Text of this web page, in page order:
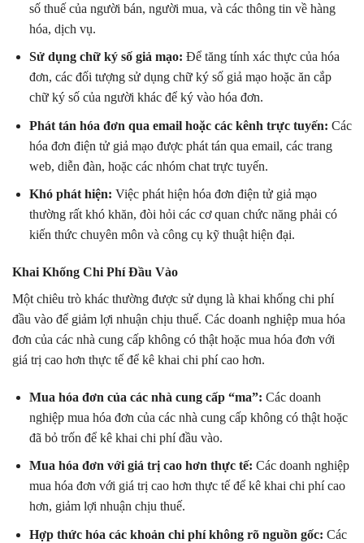
số thuế của người bán, người mua, và các thông tin về hàng
hóa, dịch vụ.
Sử dụng chữ ký số giả mạo: Để tăng tính xác thực của hóa
đơn, các đối tượng sử dụng chữ ký số giả mạo hoặc ăn cắp
chữ ký số của người khác để ký vào hóa đơn.
Phát tán hóa đơn qua email hoặc các kênh trực tuyến: Các
hóa đơn điện tử giả mạo được phát tán qua email, các trang
web, diễn đàn, hoặc các nhóm chat trực tuyến.
Khó phát hiện: Việc phát hiện hóa đơn điện tử giả mạo
thường rất khó khăn, đòi hỏi các cơ quan chức năng phải có
kiến thức chuyên môn và công cụ kỹ thuật hiện đại.
Khai Khống Chi Phí Đầu Vào
Một chiêu trò khác thường được sử dụng là khai khống chi phí
đầu vào để giảm lợi nhuận chịu thuế. Các doanh nghiệp mua hóa
đơn của các nhà cung cấp không có thật hoặc mua hóa đơn với
giá trị cao hơn thực tế để kê khai chi phí cao hơn.
Mua hóa đơn của các nhà cung cấp “ma”: Các doanh
nghiệp mua hóa đơn của các nhà cung cấp không có thật hoặc
đã bỏ trốn để kê khai chi phí đầu vào.
Mua hóa đơn với giá trị cao hơn thực tế: Các doanh nghiệp
mua hóa đơn với giá trị cao hơn thực tế để kê khai chi phí cao
hơn, giảm lợi nhuận chịu thuế.
Hợp thức hóa các khoản chi phí không rõ nguồn gốc: Các